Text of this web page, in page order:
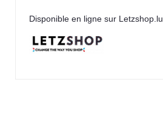
Disponible en ligne sur Letzshop.lu